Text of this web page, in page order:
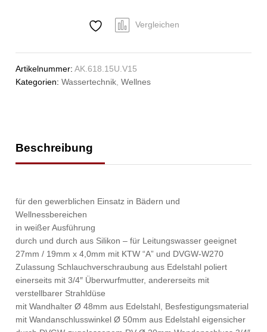
Vergleichen
Artikelnummer:AK.618.15U.V15
Kategorien:Wassertechnik,Wellnes
Beschreibung
für den gewerblichen Einsatz in Bädern und
Wellnessbereichen
in weißer Ausführung
durch und durch aus Silikon – für Leitungswasser geeignet
27mm / 19mm x 4,0mm mit KTW “A” und DVGW-W270
Zulassung Schlauchverschraubung aus Edelstahl poliert
einerseits mit 3/4″ Überwurfmutter, andererseits mit
verstellbarer Strahldüse
mit Wandhalter Ø 48mm aus Edelstahl, Besfestigungsmaterial
mit Wandanschlusswinkel Ø 50mm aus Edelstahl eigensicher